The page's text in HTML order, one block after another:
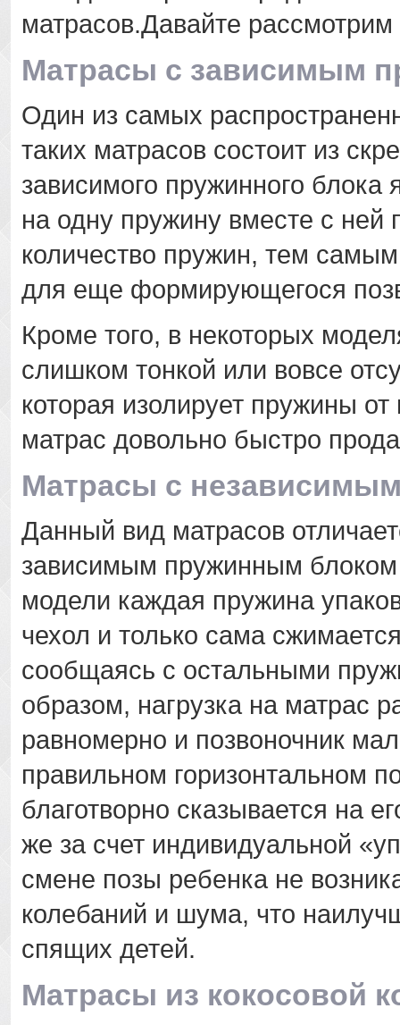
матрасов.Давайте
Матрасы с зависимым
Один из самых
таких матрасов состоит из
зависимого пружинного блока
на одну пружину вместе с ней
количество пружин, тем
для еще формирующегося
Кроме того, в некоторых
слишком тонкой или вовсе
которая изолирует пружины
матрас довольно быстро
Матрасы с
Данный вид матрасов
зависимым пружинным блоком
модели каждая пружина
чехол и только сама
сообщаясь с остальными
образом, нагрузка на матрас
равномерно и позвоночник
правильном горизонтальном
благотворно сказывается на
же за счет индивидуальной
смене позы ребенка не
колебаний и шума, что
спящих детей.
Матрасы из кокосовой